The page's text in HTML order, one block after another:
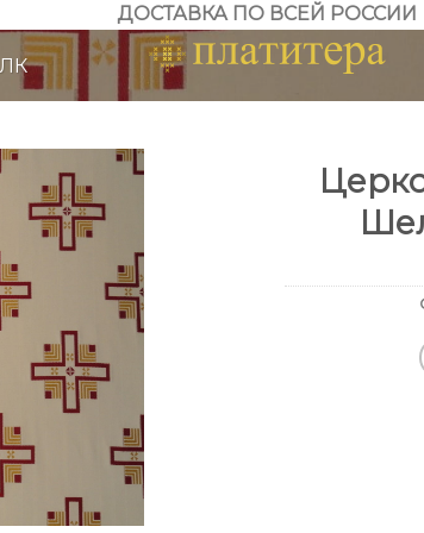
ДОСТАВКА ПО ВСЕЙ РОССИИ